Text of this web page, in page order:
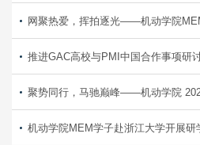
网聚热爱，挥拍逐光——机动学院MEM网球社成立活
推进GAC高校与PMI中国合作事项研
聚势同行，马驰巅峰——机动学院 2026级
机动学院MEM学子赴浙江大学开展研